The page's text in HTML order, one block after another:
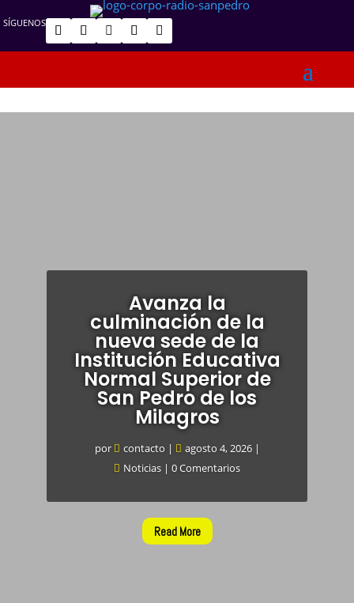
SÍGUENOS
Avanza la
culminación de la
nueva sede de la
Institución Educativa
Normal Superior de
San Pedro de los
Milagros
por contacto | agosto 4, 2026|
Noticias | 0 Comentarios
Read More